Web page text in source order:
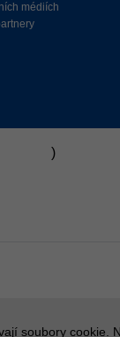
soubory cookie.
médiích
)